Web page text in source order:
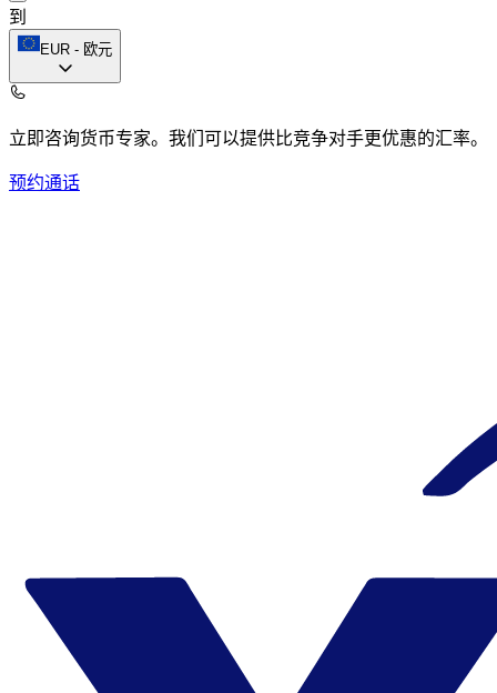
到
EUR - 欧元
立即咨询货币专家。 我们可以提供比竞争对手更优惠的汇率。
预约通话